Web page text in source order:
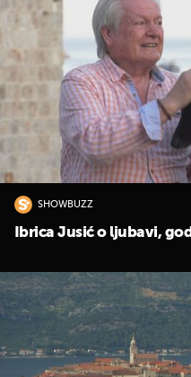
SHOWBUZZ
Ibrica Jusić o ljubavi,